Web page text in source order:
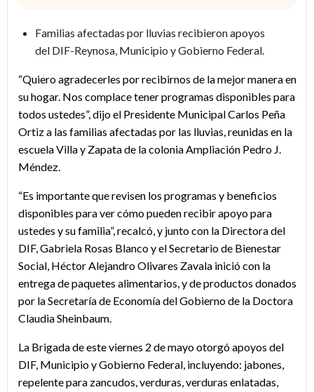
Familias afectadas por lluvias recibieron apoyos
del DIF-Reynosa, Municipio y Gobierno Federal.
“Quiero agradecerles por recibirnos de la mejor manera en
su hogar. Nos complace tener programas disponibles para
todos ustedes”, dijo el Presidente Municipal Carlos Peña
Ortiz a las familias afectadas por las lluvias, reunidas en la
escuela Villa y Zapata de la colonia Ampliación Pedro J.
Méndez.
“Es importante que revisen los programas y beneficios
disponibles para ver cómo pueden recibir apoyo para
ustedes y su familia”, recalcó, y junto con la Directora del
DIF, Gabriela Rosas Blanco y el Secretario de Bienestar
Social, Héctor Alejandro Olivares Zavala inició con la
entrega de paquetes alimentarios, y de productos donados
por la Secretaría de Economía del Gobierno de la Doctora
Claudia Sheinbaum.
La Brigada de este viernes 2 de mayo otorgó apoyos del
DIF, Municipio y Gobierno Federal, incluyendo: jabones,
repelente para zancudos, verduras, verduras enlatadas,